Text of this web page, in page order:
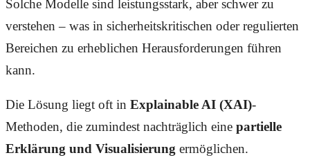
Solche Modelle sind leistungsstark, aber schwer zu
verstehen – was in sicherheitskritischen oder regulierten
Bereichen zu erheblichen Herausforderungen führen
kann.
Die Lösung liegt oft in Explainable AI (XAI)-
Methoden, die zumindest nachträglich eine partielle
Erklärung und Visualisierung ermöglichen.